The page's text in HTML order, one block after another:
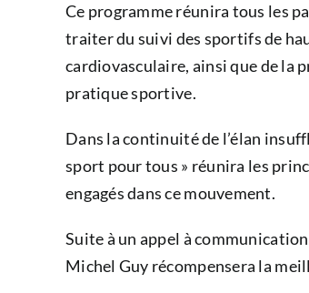
Ce programme réunira tous les
traiter du suivi des sportifs de
cardiovasculaire, ainsi que de la
pratique sportive.
Dans la continuité de l’élan
sport pour tous » réunira les
engagés dans ce mouvement.
Suite à un appel à
Michel Guy récompensera la